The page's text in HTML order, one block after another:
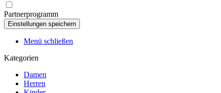
Partnerprogramm
Menü schließen
Kategorien
Damen
Herren